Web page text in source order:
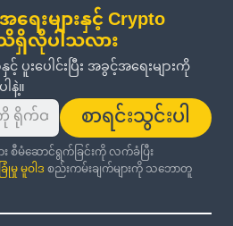
ေးများနှင့် Crypto
ရှိလိုပါသလား
ပူးပေါင်းပြီး အခွင့်အရေးများကို
။
စာရင်းသွင်းပါ
မံဆောင်ရွက်ခြင်းကို လက်ခံပြီး
မူဝါဒစည်းကမ်းချက်များကို သဘောတူ